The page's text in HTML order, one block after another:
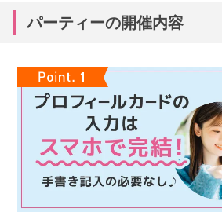
パーティーの開催内容